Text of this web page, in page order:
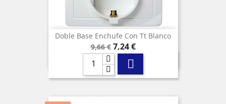
Doble Base Enchufe Con Tt Blanco
Precio
base
9,66 € Precio
7,24 €
